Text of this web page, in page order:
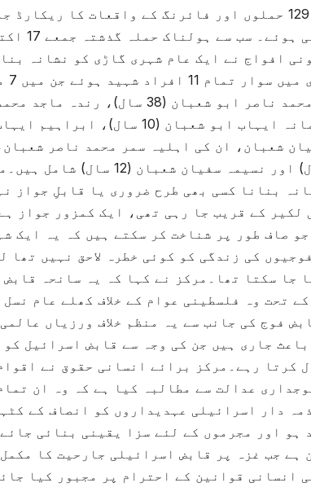
سے جنگ بندی کے بعد سے اب تک 129 حملوں اور فائرنگ کے
34
افواج نے ایک عام شہری گاڑی کو نشانہ
سال)، انس سفیان شعبان (8 سال) اور
بنانا کسی بھی طرح ضروری یا قابلِ جواز
لکیر کے قریب جا رہی تھی، ایک کمزور جواز
جو صاف طور پر شناخت کر سکتے ہیں کہ یہ ایک
کی زندگی کو کوئی خطرہ لاحق نہیں تھا
جا سکتا تھا۔مرکز نے کہا کہ یہ سانحہ
تحت وہ فلسطینی عوام کے خلاف کھلے عام
فوج کی جانب سے یہ منظم خلاف ورزیاں
جاری ہیں جن کی وجہ سے قابض اسرائیل
کرتا رہے۔مرکز برائے انسانی حقوق نے
عدالت سے مطالبہ کیا ہے کہ وہ ان
دار اسرائیلی عہدیداروں کو انصاف کے
ہو اور مجرموں کے لئے سزا یقینی بنائی
ہے جب غزہ پر قابض اسرائیلی جارحیت کا
انسانی قوانین کے احترام پر مجبور کیا